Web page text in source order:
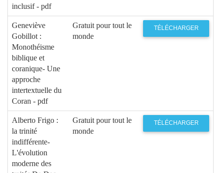
inclusif - pdf
Geneviève
Gobillot :
Monothéisme
biblique et
coranique- Une
approche
intertextuelle du
Coran - pdf
Gratuit pour tout le
monde
TÉLÉCHARGER
Alberto Frigo :
la trinité
indifférente-
L'évolution
moderne des
Gratuit pour tout le
monde
TÉLÉCHARGER